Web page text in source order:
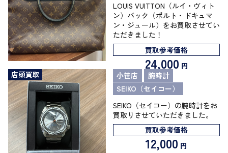
LOUIS VUITTON（ルイ・ヴィト
ン）バック（ポルト・ドキュマ
ン・ジュール）をお買取させてい
ただきました！
買取参考価格
24,000 円
店頭買取
小笹店
腕時計
SEIKO（セイコー）
SEIKO（セイコー）の腕時計をお
買取りさせていただきました。
買取参考価格
12,000 円